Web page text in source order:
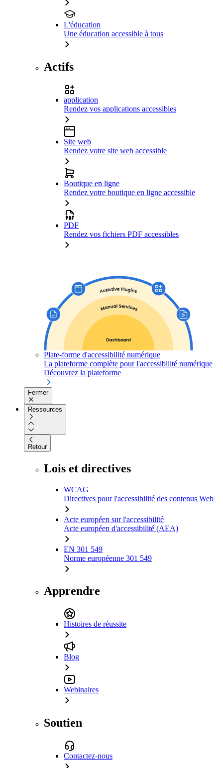
L'éducation
Une éducation accessible à tous
Actifs
application
Rendez vos applications accessibles
Site web
Rendez votre site web accessible
Boutique en ligne
Rendez votre boutique en ligne accessible
PDF
Rendez vos fichiers PDF accessibles
Plate-forme d'accessibilité numérique
La plateforme complète pour l'accessibilité numérique
Découvrez la plateforme
Fermer
Ressources
Retour
Lois et directives
WCAG
Directives pour l'accessibilité des contenus Web
Acte européen sur l'accessibilité
Acte européen d'accessibilité (AEA)
EN 301 549
Norme européenne 301 549
Apprendre
Histoires de réussite
Blog
Webinaires
Soutien
Contactez-nous